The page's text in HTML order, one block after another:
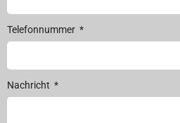
Telefonnummer
Nachricht